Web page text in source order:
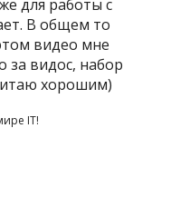
для работы с
В общем то
видео мне
за видос, набор
хорошим)
IT!